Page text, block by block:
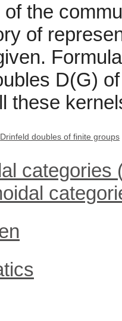
the
of
D(G)
these
Drinfeld doubles of finite groups